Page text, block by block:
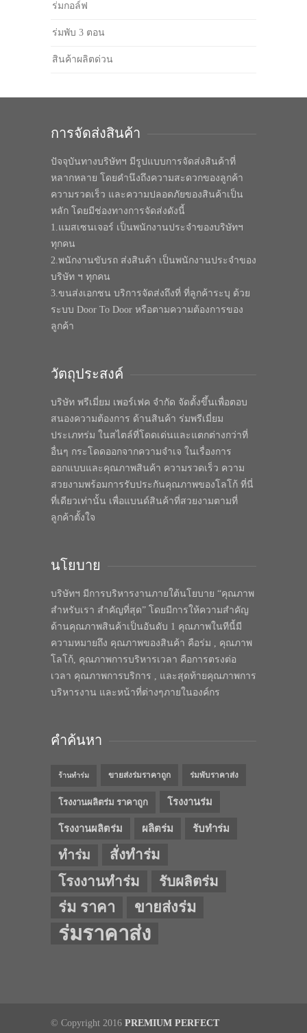
ร่มกอล์ฟ
ร่มพับ 3 ตอน
สินค้าผลิตด่วน
การจัดส่งสินค้า
ปัจจุบันทางบริษัทฯ มีรูปแบบการจัดส่งสินค้าที่
หลากหลาย โดยคำนึงถึงความสะดวกของลูกค้า
ความรวดเร็ว และความปลอดภัยของสินค้าเป็น
หลัก โดยมีช่องทางการจัดส่งดังนี้
1.แมสเซนเจอร์ เป็นพนักงานประจำของบริษัทฯ
ทุกคน
2.พนักงานขับรถ ส่งสินค้า เป็นพนักงานประจำของ
บริษัท ฯ ทุกคน
3.ขนส่งเอกชน บริการจัดส่งถึงที่ ที่ลูกค้าระบุ ด้วย
ระบบ Door To Door หรือตามความต้องการของ
ลูกค้า
วัตถุประสงค์
บริษัท พรีเมี่ยม เพอร์เฟค จำกัด จัดตั้งขึ้นเพื่อตอบ
สนองความต้องการ ด้านสินค้า ร่มพรีเมี่ยม
ประเภทร่ม ในสไตล์ที่โดดเด่นและแตกต่างกว่าที่
อื่นๆ กระโดดออกจากความจำเจ ในเรื่องการ
ออกแบบและคุณภาพสินค้า ความรวดเร็ว ความ
สวยงามพร้อมการรับประกันคุณภาพของโลโก้ ที่นี่
ที่เดียวเท่านั้น เพื่อแบนด์สินค้าที่สวยงามตามที่
ลูกค้าตั้งใจ
นโยบาย
บริษัทฯ มีการบริหารงานภายใต้นโยบาย “คุณภาพ
สำหรับเรา สำคัญที่สุด” โดยมีการให้ความสำคัญ
ด้านคุณภาพสินค้าเป็นอันดับ 1 คุณภาพในทีนี้มี
ความหมายถึง คุณภาพของสินค้า คือร่ม , คุณภาพ
โลโก้, คุณภาพการบริหารเวลา คือการตรงต่อ
เวลา คุณภาพการบริการ , และสุดท้ายคุณภาพการ
บริหารงาน และหน้าที่ต่างๆภายในองค์กร
คำค้นหา
ร้านทำร่ม ขายส่งร่มราคาถูก ร่มพับราคาส่ง
โรงงานผลิตร่ม ราคาถูก โรงงานร่ม
โรงงานผลิตร่ม ผลิตร่ม รับทำร่ม
ทำร่ม
สั่งทำร่ม
โรงงานทำร่ม
รับผลิตร่ม
ร่ม ราคา ขายส่งร่ม
ร่มราคาส่ง
© Copyright 2016 PREMIUM PERFECT